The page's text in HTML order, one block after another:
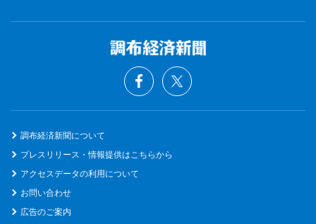
調布経済新聞について
プレスリリース・情報提供はこちらから
アクセスデータの利用について
お問い合わせ
広告のご案内